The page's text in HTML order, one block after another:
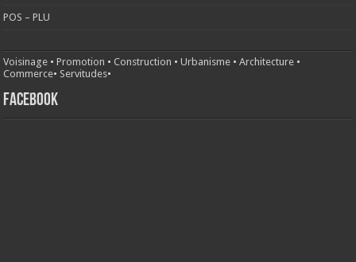
POS – PLU
Voisinage •Promotion •Construction •Urbanisme •Architecture •
Commerce• Servitudes•
FACEBOOK